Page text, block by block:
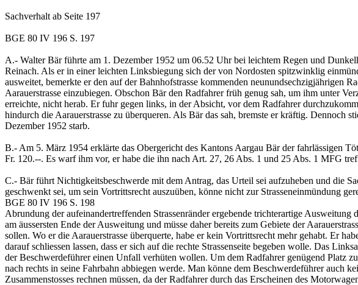
Sachverhalt ab Seite 197
BGE 80 IV 196 S. 197
A.- Walter Bär führte am 1. Dezember 1952 um 06.52 Uhr bei leichtem Regen und
Reinach. Als er in einer leichten Linksbiegung sich der von Nordosten spitzwinklig
ausweitet, bemerkte er den auf der Bahnhofstrasse kommenden
Aarauerstrasse einzubiegen. Obschon Bär den Radfahrer früh genug sah, um ihm unter
erreichte, nicht herab. Er fuhr gegen links, in der Absicht, vor dem Radfahrer
hindurch die Aarauerstrasse zu überqueren. Als Bär das sah, bremste er kräftig. Dennoch
Dezember 1952 starb.
B.- Am 5. März 1954 erklärte das Obergericht des Kantons Aargau Bär der fahrlässigen
Fr. 120.--. Es warf ihm vor, er habe die ihn nach Art. 27, 26 Abs. 1 und 25 Abs. 1 MFG
C.- Bär führt Nichtigkeitsbeschwerde mit dem Antrag, das Urteil sei aufzuheben und die
geschwenkt sei, um sein Vortrittsrecht auszuüben, könne nicht zur Strasseneinmündung
BGE 80 IV 196 S. 198
Abrundung der aufeinandertreffenden Strassenränder ergebende trichterartige
am äussersten Ende der Ausweitung und müsse daher bereits zum Gebiete der
sollen. Wo er die Aarauerstrasse überquerte, habe er kein Vortrittsrecht mehr gehabt. Er
darauf schliessen lassen, dass er sich auf die rechte Strassenseite begeben wolle. Das
der Beschwerdeführer einen Unfall verhüten wollen. Um dem Radfahrer genügend Platz
nach rechts in seine Fahrbahn abbiegen werde. Man könne dem Beschwerdeführer auch
Zusammenstosses rechnen müssen, da der Radfahrer durch das Erscheinen des